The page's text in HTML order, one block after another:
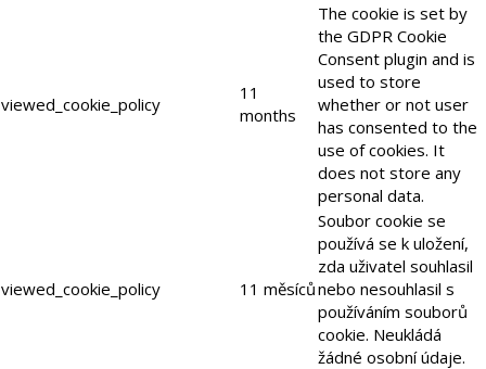
viewed_cookie_policy
11
months
The cookie is set by
the GDPR Cookie
Consent plugin and is
used to store
whether or not user
has consented to the
use of cookies. It
does not store any
personal data.
viewed_cookie_policy 11 měsíců
Soubor cookie se
používá se k uložení,
zda uživatel souhlasil
nebo nesouhlasil s
používáním souborů
cookie. Neukládá
žádné osobní údaje.